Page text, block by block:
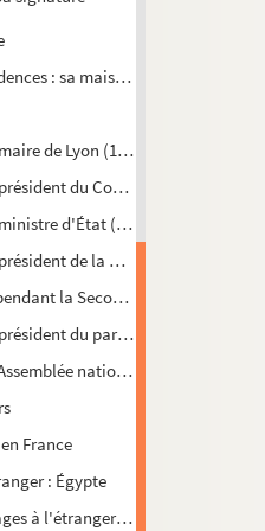
: sa maison natale
de Lyon (1905-1940 et 1945-
du Conseil (juin-décembre
d'État (février 1934 - janvier
de la Chambre des
la Seconde Guerre mondiale
du parti radical-socialiste
nationale (janvier 1947 -
France
: Égypte
à l'étranger : Espagne (Madrid)